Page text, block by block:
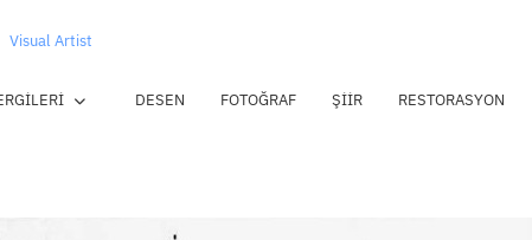
Visual Artist
DESEN FOTOĞRAF ŞIIR RESTORASYON